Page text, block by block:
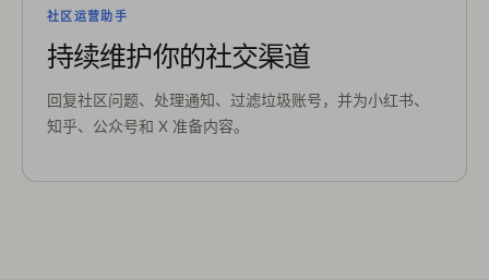
社区运营助手
持续维护你的社交渠道
回复社区问题、处理通知、过滤垃圾账号，并为小红书、
知乎、公众号和 X 准备内容。